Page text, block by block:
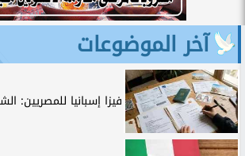
آخر الموضوعات
فيزا إسبانيا للمصريين: